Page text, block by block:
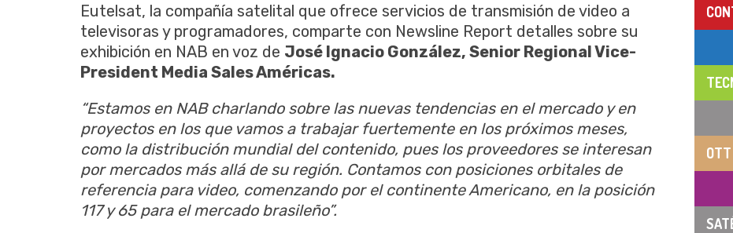
Eutelsat, la compañía satelital que ofrece servicios de transmisión de video a
televisoras y programadores, comparte con Newsline Report detalles sobre su
exhibición en NAB en voz de José Ignacio González, Senior Regional Vice-
President Media Sales Américas.
“Estamos en NAB charlando sobre las nuevas tendencias en el mercado y en
proyectos en los que vamos a trabajar fuertemente en los próximos meses,
como la distribución mundial del contenido, pues los proveedores se interesan
por mercados más allá de su región. Contamos con posiciones orbitales de
referencia para video, comenzando por el continente Americano, en la posición
117 y 65 para el mercado brasileño”.
OTT